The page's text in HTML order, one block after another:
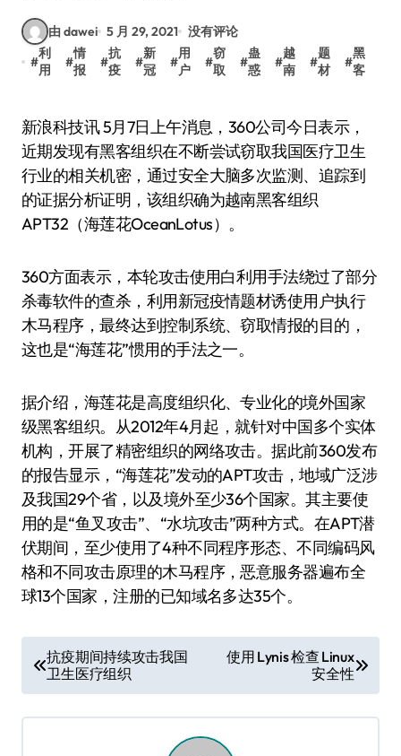
由 dawei 5 月 29, 2021 没有评论
#
利
用
#
情
报
#
抗
疫
#
新
冠
#
用
户
#
窃
取
#
蛊
惑
#
越
南
#
题
材
#
黑
客
新浪科技讯 5月7日上午消息，360公司今日表示，
近期发现有黑客组织在不断尝试窃取我国医疗卫生
行业的相关机密，通过安全大脑多次监测、追踪到
的证据分析证明，该组织确为越南黑客组织
APT32（海莲花OceanLotus）。
360方面表示，本轮攻击使用白利用手法绕过了部分
杀毒软件的查杀，利用新冠疫情题材诱使用户执行
木马程序，最终达到控制系统、窃取情报的目的，
这也是“海莲花”惯用的手法之一。
据介绍，海莲花是高度组织化、专业化的境外国家
级黑客组织。从2012年4月起，就针对中国多个实体
机构，开展了精密组织的网络攻击。据此前360发布
的报告显示，“海莲花”发动的APT攻击，地域广泛涉
及我国29个省，以及境外至少36个国家。其主要使
用的是“鱼叉攻击”、“水坑攻击”两种方式。在APT潜
伏期间，至少使用了4种不同程序形态、不同编码风
格和不同攻击原理的木马程序，恶意服务器遍布全
球13个国家，注册的已知域名多达35个。
章
导
抗疫期间持续攻击我国
卫生医疗组织
使用 Lynis 检查 Linux
安全性